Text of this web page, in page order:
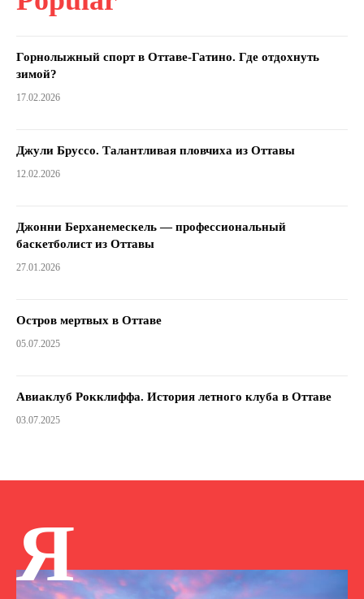
Горнолыжный спорт в Оттаве-Гатино. Где отдохнуть
зимой?
17.02.2026
Джули Бруссо. Талантливая пловчиха из Оттавы
12.02.2026
Джонни Берханемескель — профессиональный
баскетболист из Оттавы
27.01.2026
Остров мертвых в Оттаве
05.07.2025
Авиаклуб Рокклиффа. История летного клуба в Оттаве
03.07.2025
Я